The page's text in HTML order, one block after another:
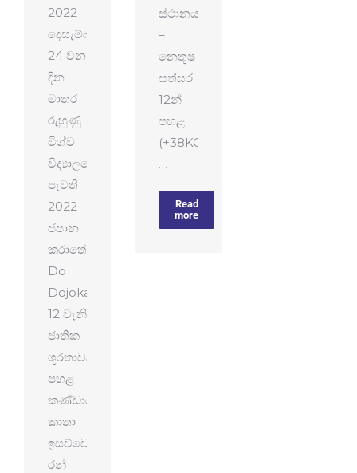
ස්ථානය
–
නෙතූෂ
සත්සර
12න්
පහළ
(+38KG)
…
Read
more
2022
දෙසැම්බර්
24 වන
දින
මාතර
රුහුණු
විශ්ව
විද්‍යාලයේදී
පැවති
2022
ජපාන
කරාතේ
Do
Dojokai
12 වැනි
ජාතික
ශූරතාවලියේ,14න්
පහළ
කණ්ඩායම්
කාතා
ඉසව්වෙන්
රන්